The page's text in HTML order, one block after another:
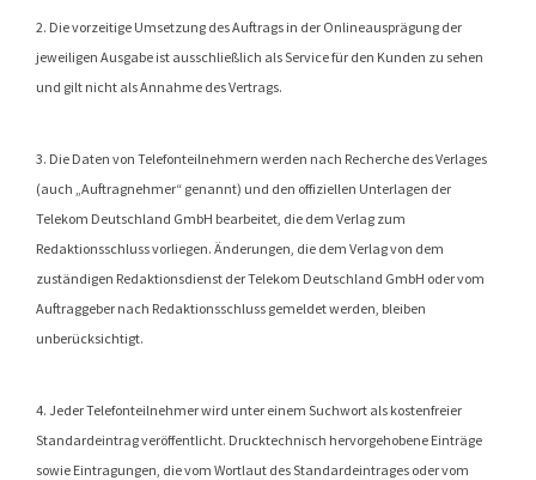
2. Die vorzeitige Umsetzung des Auftrags in der Onlineausprägung der
jeweiligen Ausgabe ist ausschließlich als Service für den Kunden zu sehen
und gilt nicht als Annahme des Vertrags.
3. Die Daten von Telefonteilnehmern werden nach Recherche des Verlages
(auch „Auftragnehmer“ genannt) und den offiziellen Unterlagen der
Telekom Deutschland GmbH bearbeitet, die dem Verlag zum
Redaktionsschluss vorliegen. Änderungen, die dem Verlag von dem
zuständigen Redaktionsdienst der Telekom Deutschland GmbH oder vom
Auftraggeber nach Redaktionsschluss gemeldet werden, bleiben
unberücksichtigt.
4. Jeder Telefonteilnehmer wird unter einem Suchwort als kostenfreier
Standardeintrag veröffentlicht. Drucktechnisch hervorgehobene Einträge
sowie Eintragungen, die vom Wortlaut des Standardeintrages oder vom